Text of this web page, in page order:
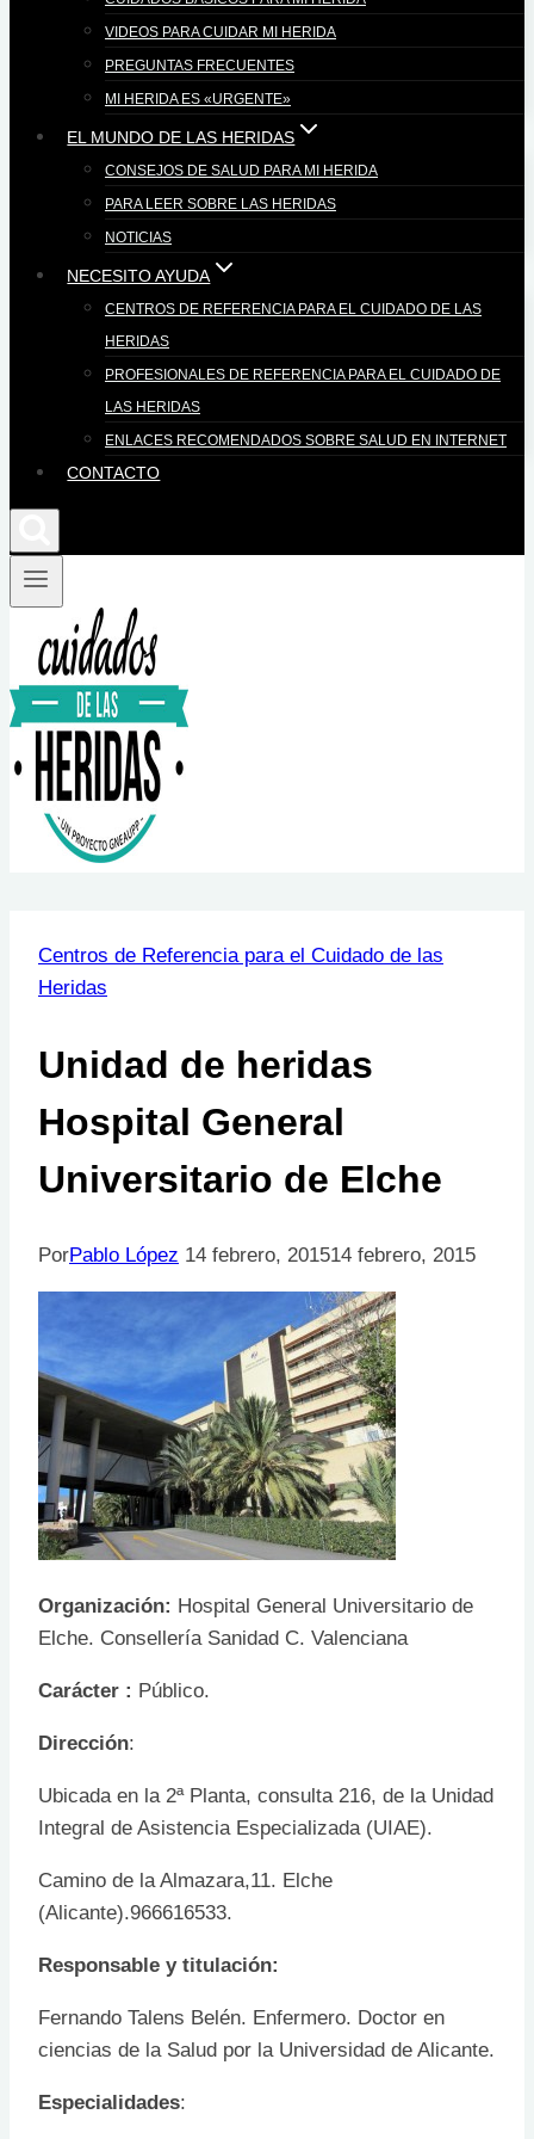
VIDEOS PARA CUIDAR MI HERIDA
PREGUNTAS FRECUENTES
MI HERIDA ES «URGENTE»
EL MUNDO DE LAS HERIDAS
CONSEJOS DE SALUD PARA MI HERIDA
PARA LEER SOBRE LAS HERIDAS
NOTICIAS
NECESITO AYUDA
CENTROS DE REFERENCIA PARA EL CUIDADO DE LAS
HERIDAS
PROFESIONALES DE REFERENCIA PARA EL CUIDADO DE
LAS HERIDAS
ENLACES RECOMENDADOS SOBRE SALUD EN INTERNET
CONTACTO
Centros de Referencia para el Cuidado de las
Heridas
Unidad de heridas
Hospital General
Universitario de Elche
PorPablo López 14 febrero, 201514 febrero, 2015
Organización: Hospital General Universitario de
Elche. Consellería Sanidad C. Valenciana
Carácter : Público.
Dirección:
Ubicada en la 2ª Planta, consulta 216, de la Unidad
Integral de Asistencia Especializada (UIAE).
Camino de la Almazara,11. Elche
(Alicante).966616533.
Responsable y titulación:
Fernando Talens Belén. Enfermero. Doctor en
ciencias de la Salud por la Universidad de Alicante.
Especialidades: